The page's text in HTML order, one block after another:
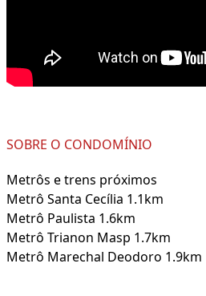
SOBRE O CONDOMÍNIO
Metrôs e trens próximos
Metrô Santa Cecília 1.1km
Metrô Paulista 1.6km
Metrô Trianon Masp 1.7km
Metrô Marechal Deodoro 1.9km